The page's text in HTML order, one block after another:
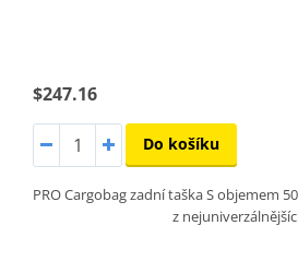
$247.16
Do košíku
PRO Cargobag zadní taška S objemem
z